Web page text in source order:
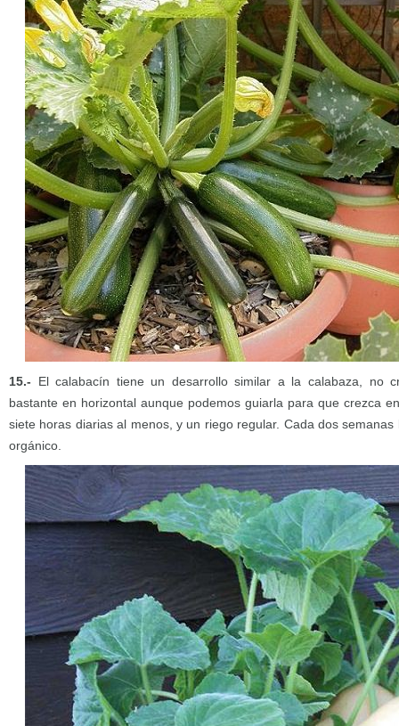
15.- El calabacín tiene un desarrollo similar a la calabaza, no
bastante en horizontal aunque podemos guiarla para que crezca
siete horas diarias al menos, y un riego regular. Cada dos
orgánico.